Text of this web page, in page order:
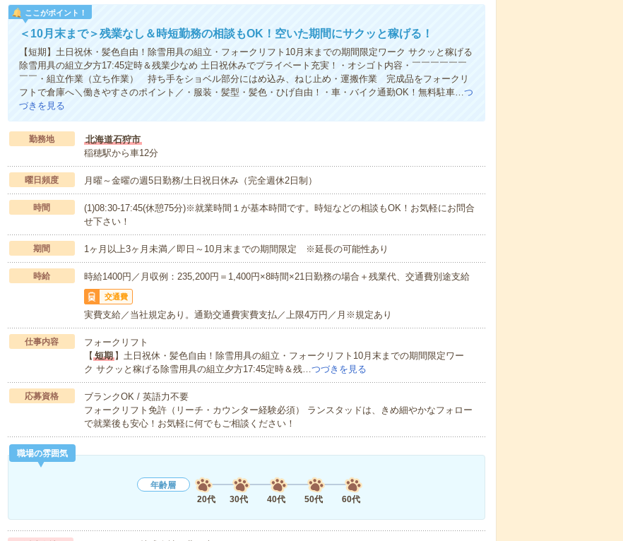
ここがポイント！
＜10月末まで＞残業なし＆時短勤務の相談もOK！空いた期間にサクッと稼げる！
【短期】土日祝休・髪色自由！除雪用具の組立・フォークリフト10月末までの期間限定ワーク サクッと稼げる
除雪用具の組立夕方17:45定時＆残業少なめ 土日祝休みでプライベート充実！・オシゴト内容・￣￣￣￣￣￣
￣￣・組立作業（立ち作業） 持ち手をショベル部分にはめ込み、ねじ止め・運搬作業 完成品をフォークリ
フトで倉庫へ＼働きやすさのポイント／・服装・髪型・髪色・ひげ自由！・車・バイク通勤OK！無料駐車…つ
づきを見る
勤務地
北海道石狩市
稲穂駅から車12分
曜日頻度 月曜～金曜の週5日勤務/土日祝日休み（完全週休2日制）
時間
(1)08:30-17:45(休憩75分)※就業時間１が基本時間です。時短などの相談もOK！お気軽にお問合
せ下さい！
期間 1ヶ月以上3ヶ月未満／即日～10月末までの期間限定 ※延長の可能性あり
時給 時給1400円／月収例：235,200円＝1,400円×8時間×21日勤務の場合＋残業代、交通費別途支給
交通費
実費支給／当社規定あり。通勤交通費実費支払／上限4万円／月※規定あり
仕事内容
フォークリフト
【 短期】土日祝休・髪色自由！除雪用具の組立・フォークリフト10月末までの期間限定ワー
ク サクッと稼げる除雪用具の組立夕方17:45定時＆残…つづきを見る
応募資格
ブランクOK / 英語力不要
フォークリフト免許（リーチ・カウンター経験必須） ランスタッドは、きめ細やかなフォロー
で就業後も安心！お気軽に何でもご相談ください！
職場の雰囲気
年齢層
20代
30代 40代 50代 60代